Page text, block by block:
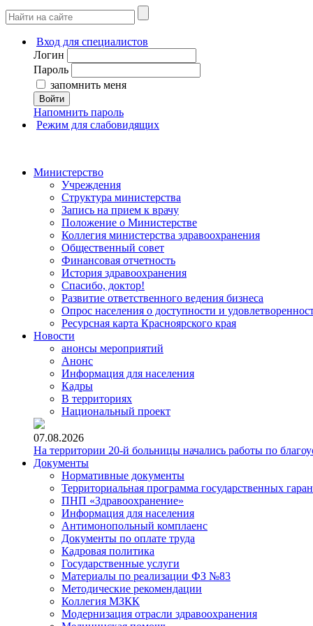
Вход для специалистов
Логин
Пароль
запомнить меня
Войти
Напомнить пароль
Режим для слабовидящих
Министерство
Учреждения
Структура министерства
Запись на прием к врачу
Положение о Министерстве
Коллегия министерства здравоохранения
Общественный совет
Финансовая отчетность
История здравоохранения
Спасибо, доктор!
Развитие ответственного ведения бизнеса
Опрос населения о доступности и
Ресурсная карта Красноярского края
Новости
анонсы мероприятий
Анонс
Информация для населения
Кадры
В территориях
Национальный проект
07.08.2026
На территории 20-й больницы начались работы по
Документы
Нормативные документы
Территориальная программа государственных
ПНП «Здравоохранение»
Информация для населения
Антимонопольный комплаенс
Документы по оплате труда
Кадровая политика
Государственные услуги
Материалы по реализации ФЗ №83
Методические рекомендации
Коллегия МЗКК
Модернизация отрасли здравоохранения